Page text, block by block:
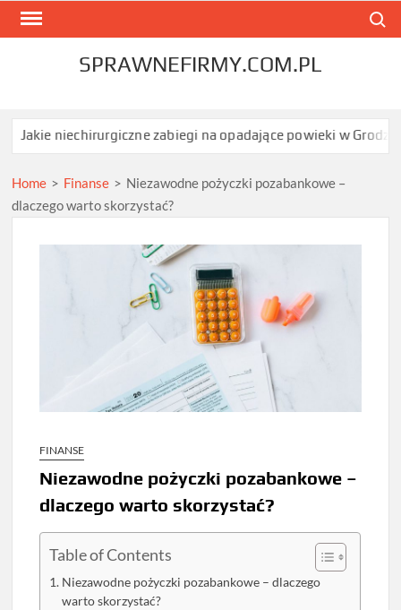
Skip
SPRAWNEFIRMY.COM.PL
zabiegi na opadające powieki w Grodzisku
Home > Finanse > Niezawodne pożyczki pozabankowe –
dlaczego warto skorzystać?
FINANSE
Niezawodne pożyczki pozabankowe –
dlaczego warto skorzystać?
Table of Contents
Niezawodne pożyczki pozabankowe – dlaczego
warto skorzystać?